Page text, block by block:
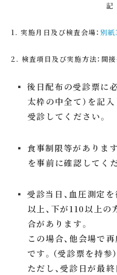
記
1. 実施月日及び検査会場： 別紙
2. 検査項目及び実施方法：間
▪ 後日配布の受診票に
太枠の中全て）を記
受診してください。
▪ 食事制限等がありま
を事前に確認してく
▪ 受診当日、血圧測定
以上、下が110以上の
合があります。
この場合、他会場で
です。（受診票を持参）
ただし、受診日が最